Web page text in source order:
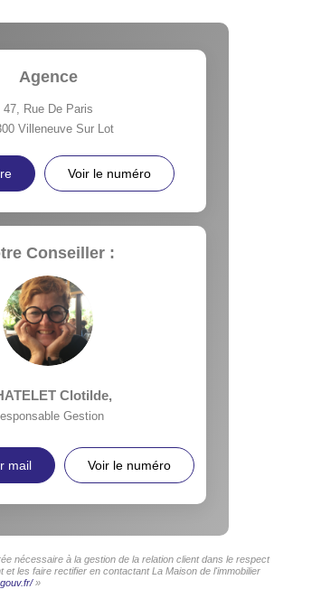
Agence
47, Rue De Paris
Villeneuve Sur Lot
Voir le numéro
Conseiller :
Clotilde,
Gestion
mail Voir le numéro
nécessaire à la gestion de la relation client dans le respect
les faire rectifier en contactant La Maison de l'immobilier
»